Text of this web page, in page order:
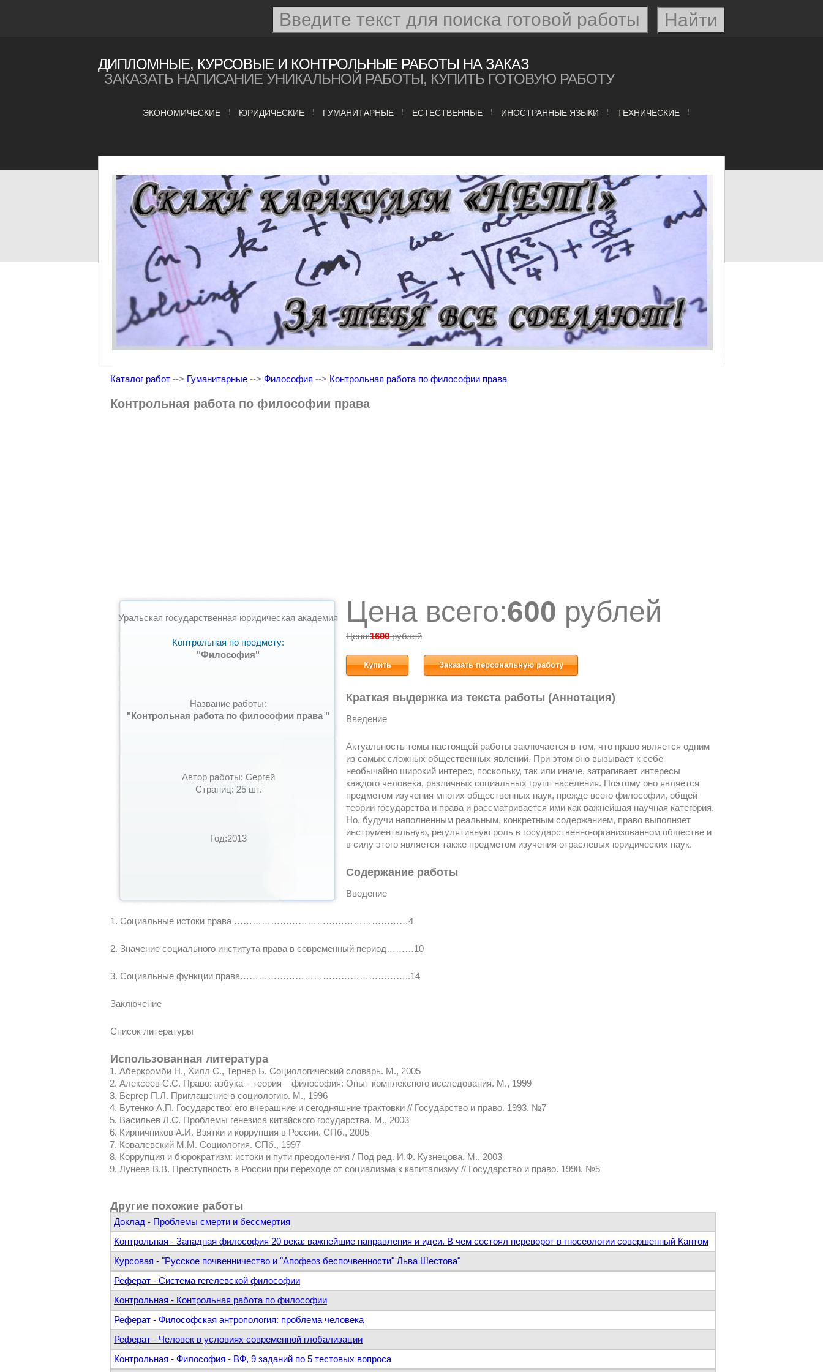
ДИПЛОМНЫЕ, КУРСОВЫЕ И КОНТРОЛЬНЫЕ РАБОТЫ НА ЗАКАЗ
ЗАКАЗАТЬ НАПИСАНИЕ УНИКАЛЬНОЙ РАБОТЫ, КУПИТЬ ГОТОВУЮ РАБОТУ
ЭКОНОМИЧЕСКИЕ ЮРИДИЧЕСКИЕ ГУМАНИТАРНЫЕ ЕСТЕСТВЕННЫЕ ИНОСТРАННЫЕ ЯЗЫКИ ТЕХНИЧЕСКИЕ
Каталог работ --> Гуманитарные --> Философия --> Контрольная работа по философии права
Контрольная работа по философии права
Уральская государственная юридическая академия
Контрольная по предмету:
"Философия"
Название работы:
"Контрольная работа по философии права "
Автор работы: Сергей
Страниц: 25 шт.
Год:2013
Цена всего:600 рублей
Цена:1600рублей
Купить Заказать персональную работу
Краткая выдержка из текста работы (Аннотация)
Введение
Актуальность темы настоящей работы заключается в том, что право является одним
из самых сложных общественных явлений. При этом оно вызывает к себе
необычайно широкий интерес, поскольку, так или иначе, затрагивает интересы
каждого человека, различных социальных групп населения. Поэтому оно является
предметом изучения многих общественных наук, прежде всего философии, общей
теории государства и права и рассматривается ими как важнейшая научная категория.
Но, будучи наполненным реальным, конкретным содержанием, право выполняет
инструментальную, регулятивную роль в государственно-организованном обществе и
в силу этого является также предметом изучения отраслевых юридических наук.
Содержание работы
Введение
1. Социальные истоки права …………………………………………………4
2. Значение социального института права в современный период………10
3. Социальные функции права………………………………………………..14
Заключение
Список литературы
Использованная литература
Аберкромби Н., Хилл С., Тернер Б. Социологический словарь. М., 2005
Алексеев С.С. Право: азбука – теория – философия: Опыт комплексного исследования. М., 1999
Бергер П.Л. Приглашение в социологию. М., 1996
Бутенко А.П. Государство: его вчерашние и сегодняшние трактовки // Государство и право. 1993. №7
Васильев Л.С. Проблемы генезиса китайского государства. М., 2003
Кирпичников А.И. Взятки и коррупция в России. СПб., 2005
Ковалевский М.М. Социология. СПб., 1997
Коррупция и бюрократизм: истоки и пути преодоления / Под ред. И.Ф. Кузнецова. М., 2003
Лунеев В.В. Преступность в России при переходе от социализма к капитализму // Государство и право. 1998. №5
Другие похожие работы
Доклад - Проблемы смерти и бессмертия
Контрольная - Западная философия 20 века: важнейшие направления и идеи. В чем состоял переворот в гносеологии совершенный Кантом
Курсовая - "Русское почвенничество и "Апофеоз беспочвенности" Льва Шестова"
Реферат - Система гегелевской философии
Контрольная - Контрольная работа по философии
Реферат - Философская антропология: проблема человека
Реферат - Человек в условиях современной глобализации
Контрольная - Философия - ВФ, 9 заданий по 5 тестовых вопроса